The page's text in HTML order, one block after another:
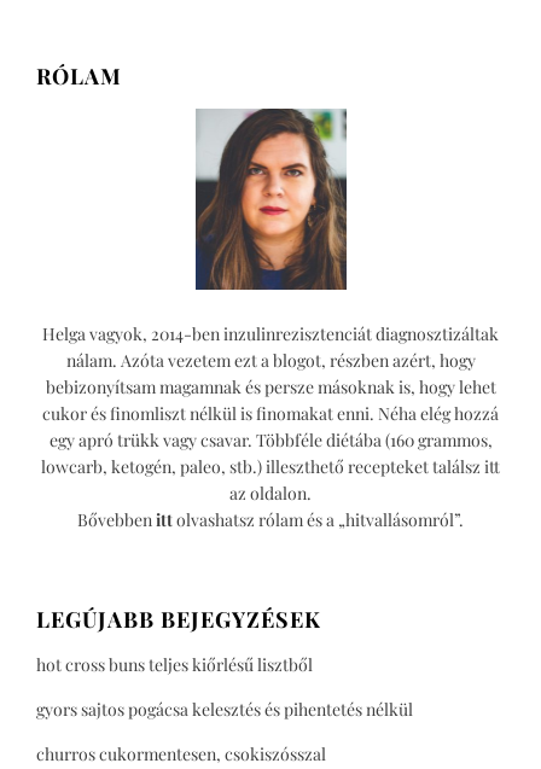
RÓLAM
Helga vagyok, 2014-ben inzulinrezisztenciát diagnosztizáltak
nálam. Azóta vezetem ezt a blogot, részben azért, hogy
bebizonyítsam magamnak és persze másoknak is, hogy lehet
cukor és finomliszt nélkül is finomakat enni. Néha elég hozzá
egy apró trükk vagy csavar. Többféle diétába (160 grammos,
lowcarb, ketogén, paleo, stb.) illeszthető recepteket találsz itt
az oldalon.
Bővebben ittolvashatsz rólam és a „hitvallásomról”.
LEGÚJABB BEJEGYZÉSEK
hot cross buns teljes kiőrlésű lisztből
gyors sajtos pogácsa kelesztés és pihentetés nélkül
churros cukormentesen, csokiszósszal